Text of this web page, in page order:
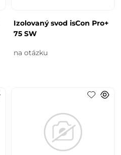
Izolovaný svod isCon Pro+
75 SW
na otázku